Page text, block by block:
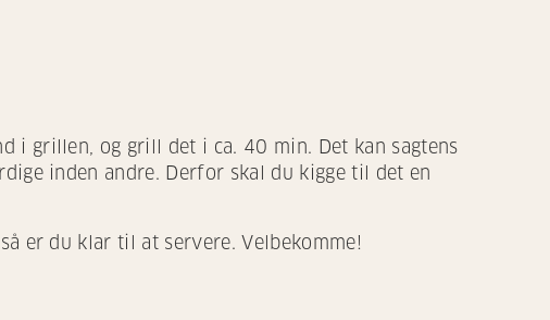
i grillen, og grill det i ca. 40 min. Det kan sagtens
inden andre. Derfor skal du kigge til det en
er du klar til at servere. Velbekomme!